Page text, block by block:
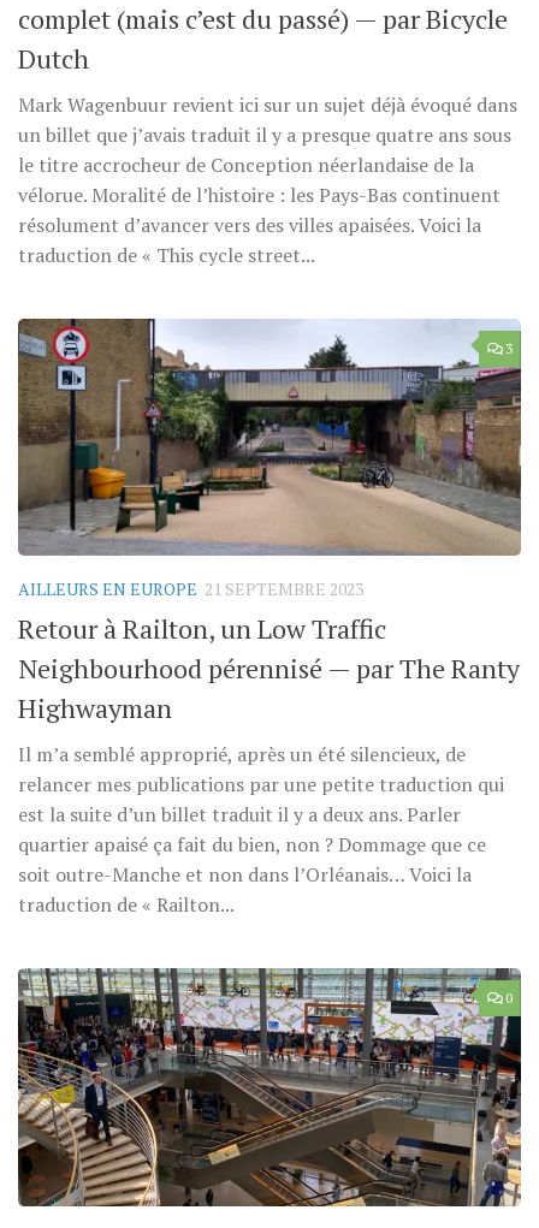
complet (mais c’est du passé) — par Bicycle
Dutch
Mark Wagenbuur revient ici sur un sujet déjà évoqué dans
un billet que j’avais traduit il y a presque quatre ans sous
le titre accrocheur de Conception néerlandaise de la
vélorue. Moralité de l’histoire : les Pays-Bas continuent
résolument d’avancer vers des villes apaisées. Voici la
traduction de « This cycle street...
3
AILLEURS EN EUROPE 21 SEPTEMBRE 2023
Retour à Railton, un Low Traffic
Neighbourhood pérennisé — par The Ranty
Highwayman
Il m’a semblé approprié, après un été silencieux, de
relancer mes publications par une petite traduction qui
est la suite d’un billet traduit il y a deux ans. Parler
quartier apaisé ça fait du bien, non ? Dommage que ce
soit outre-Manche et non dans l’Orléanais… Voici la
traduction de « Railton...
0